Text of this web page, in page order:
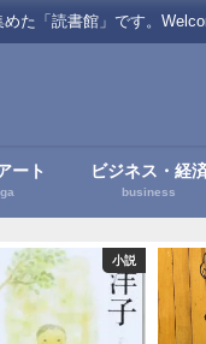
た「読書館」です。
ート ビジネス・経
business
小説